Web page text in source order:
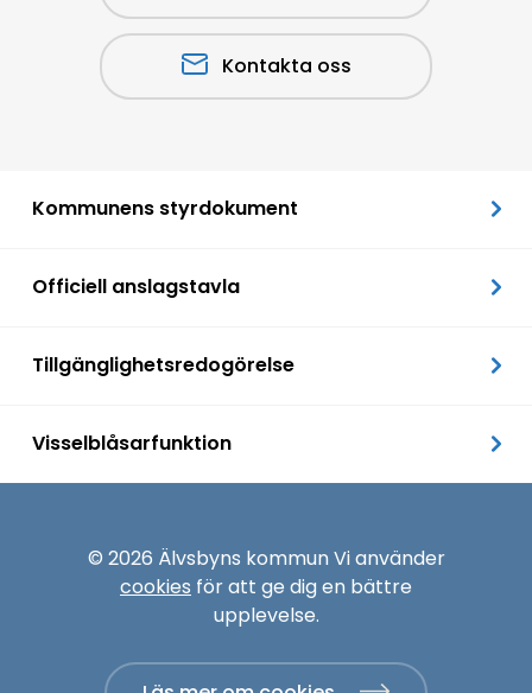
Kontakta oss
Kommunens styrdokument
Officiell anslagstavla
Tillgänglighetsredogörelse
Visselblåsarfunktion
© 2026 Älvsbyns kommun Vi använder
cookies för att ge dig en bättre
upplevelse.